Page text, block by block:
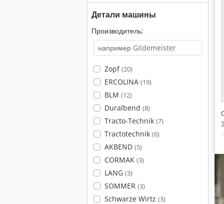
Детали машины
Производитель:
Zopf(20)
ERCOLINA (19)
BLM (12)
Duralbend (8)
Tracto-Technik (7)
Tractotechnik (6)
AKBEND (5)
CORMAK (3)
LANG (3)
SOMMER (3)
Schwarze Wirtz (3)